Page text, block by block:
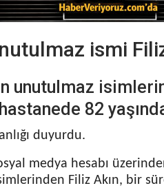
ismi
unutulmaz
82
duyurdu.
medya hesabı
Filiz Akın, bir